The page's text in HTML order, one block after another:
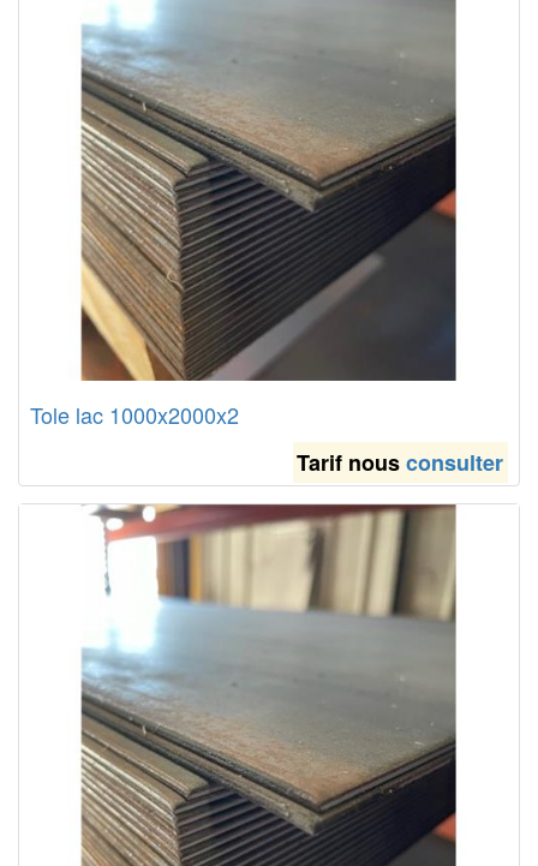
Tole lac 1000x2000x2
Tarif nousconsulter